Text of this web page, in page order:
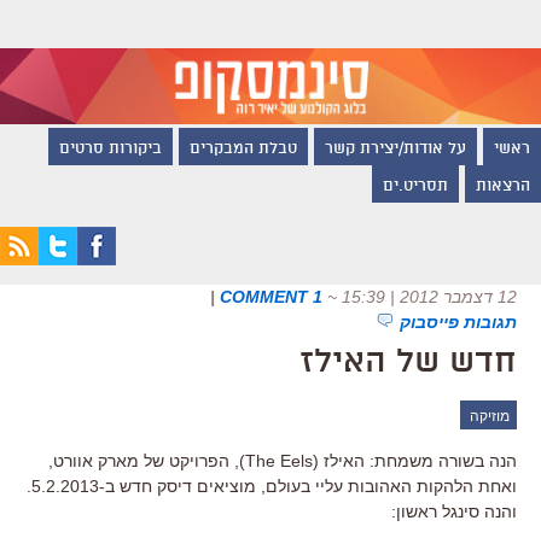
ראשי על אודות/יצירת קשר טבלת המבקרים ביקורות סרטים
הרצאות תסריט.ים
12 דצמבר 2012 | 15:39 ~
1 COMMENT
|
תגובות פייסבוק
חדש של האילז
מוזיקה
הנה בשורה משמחת: האילז (The Eels), הפרויקט של מארק אוורט,
והנה סינגל ראשון: